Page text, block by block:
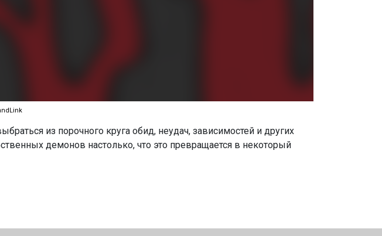
из порочного круга обид, неудач, зависимостей и других
демонов настолько, что это превращается в некоторый